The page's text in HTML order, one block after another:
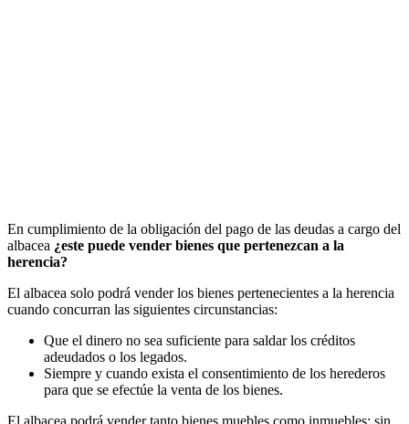
En cumplimiento de la obligación del pago de las deudas a cargo del
albacea ¿este puede vender bienes que pertenezcan a la
herencia?
El albacea solo podrá vender los bienes pertenecientes a la herencia
cuando concurran las siguientes circunstancias:
Que el dinero no sea suficiente para saldar los créditos
adeudados o los legados.
Siempre y cuando exista el consentimiento de los herederos
para que se efectúe la venta de los bienes.
El albacea podrá vender tanto bienes muebles como inmuebles; sin